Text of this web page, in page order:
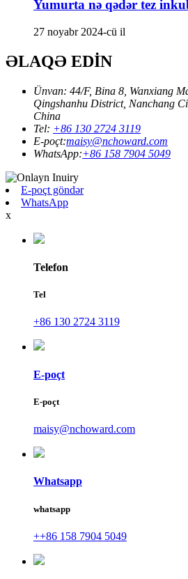
Yumurta nə qədər tez
27 noyabr 2024-cü il
ƏLAQƏ EDİN
Ünvan: 44/F, Bina 8, Wanxiang
Qingshanhu District, Nanchang
China
Tel: +86 130 2724 3119
E-poçt:maisy@nchoward.com
WhatsApp:+86 158 7904 5049
E-poçt göndər
WhatsApp
x
Telefon
Tel
+86 130 2724 3119
E-poçt
E-poçt
maisy@nchoward.com
Whatsapp
whatsapp
++86 158 7904 5049